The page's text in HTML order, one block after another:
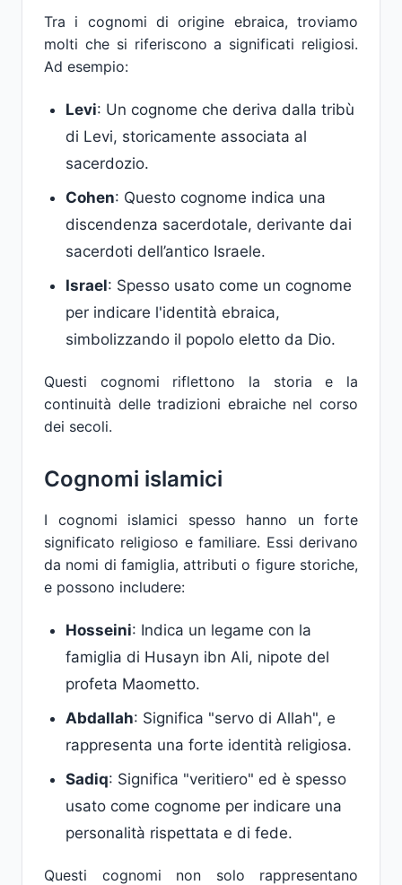
Tra i cognomi di origine ebraica, troviamo
molti che si riferiscono a significati religiosi.
Ad esempio:
Levi: Un cognome che deriva dalla tribù
di Levi, storicamente associata al
sacerdozio.
Cohen: Questo cognome indica una
discendenza sacerdotale, derivante dai
sacerdoti dell’antico Israele.
Israel: Spesso usato come un cognome
per indicare l'identità ebraica,
simbolizzando il popolo eletto da Dio.
Questi cognomi riflettono la storia e la
continuità delle tradizioni ebraiche nel corso
dei secoli.
Cognomi islamici
I cognomi islamici spesso hanno un forte
significato religioso e familiare. Essi derivano
da nomi di famiglia, attributi o figure storiche,
e possono includere:
Hosseini: Indica un legame con la
famiglia di Husayn ibn Ali, nipote del
profeta Maometto.
Abdallah: Significa "servo di Allah", e
rappresenta una forte identità religiosa.
Sadiq: Significa "veritiero" ed è spesso
usato come cognome per indicare una
personalità rispettata e di fede.
Questi cognomi non solo rappresentano